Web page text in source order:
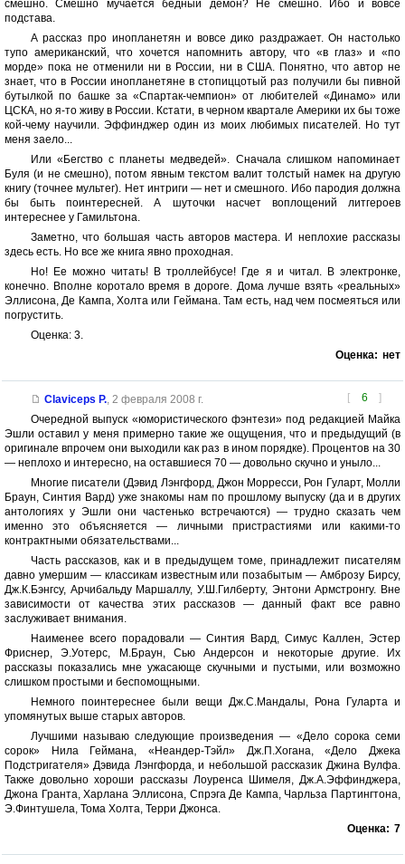
смешно. Смешно мучается бедный демон? Не смешно. Ибо и вовсе
подстава.
А рассказ про инопланетян и вовсе дико раздражает. Он настолько
тупо американский, что хочется напомнить автору, что «в глаз» и «по
морде» пока не отменили ни в России, ни в США. Понятно, что автор не
знает, что в России инопланетяне в стопиццотый раз получили бы пивной
бутылкой по башке за «Спартак-чемпион» от любителей «Динамо» или
ЦСКА, но я-то живу в России. Кстати, в черном квартале Америки их бы тоже
кой-чему научили. Эффинджер один из моих любимых писателей. Но тут
меня заело...
Или «Бегство с планеты медведей». Сначала слишком напоминает
Буля (и не смешно), потом явным текстом валит толстый намек на другую
книгу (точнее мультег). Нет интриги — нет и смешного. Ибо пародия должна
бы быть поинтересней. А шуточки насчет воплощений литгероев
интереснее у Гамильтона.
Заметно, что большая часть авторов мастера. И неплохие рассказы
здесь есть. Но все же книга явно проходная.
Но! Ее можно читать! В троллейбусе! Где я и читал. В электронке,
конечно. Вполне коротало время в дороге. Дома лучше взять «реальных»
Эллисона, Де Кампа, Холта или Геймана. Там есть, над чем посмеяться или
погрустить.
Оценка: 3.
Оценка: нет
[ 6 ]
Claviceps P., 2 февраля 2008 г.
Очередной выпуск «юмористического фэнтези» под редакцией Майка
Эшли оставил у меня примерно такие же ощущения, что и предыдущий (в
оригинале впрочем они выходили как раз в ином порядке). Процентов на 30
— неплохо и интересно, на оставшиеся 70 — довольно скучно и уныло...
Многие писатели (Дэвид Лэнгфорд, Джон Морресси, Рон Гуларт, Молли
Браун, Синтия Вард) уже знакомы нам по прошлому выпуску (да и в других
антологиях у Эшли они частенько встречаются) — трудно сказать чем
именно это объясняется — личными пристрастиями или какими-то
контрактными обязательствами...
Часть рассказов, как и в предыдущем томе, принадлежит писателям
давно умершим — классикам известным или позабытым — Амброзу Бирсу,
Дж.К.Бэнгсу, Арчибальду Маршаллу, У.Ш.Гилберту, Энтони Армстронгу. Вне
зависимости от качества этих рассказов — данный факт все равно
заслуживает внимания.
Наименее всего порадовали — Синтия Вард, Симус Каллен, Эстер
Фриснер, Э.Уотерс, М.Браун, Сью Андерсон и некоторые другие. Их
рассказы показались мне ужасающе скучными и пустыми, или возможно
слишком простыми и беспомощными.
Немного поинтереснее были вещи Дж.С.Мандалы, Рона Гуларта и
упомянутых выше старых авторов.
Лучшими называю следующие произведения — «Дело сорока семи
сорок» Нила Геймана, «Неандер-Тэйл» Дж.П.Хогана, «Дело Джека
Подстригателя» Дэвида Лэнгфорда, и небольшой рассказик Джина Вулфа.
Также довольно хороши рассказы Лоуренса Шимеля, Дж.А.Эффинджера,
Джона Гранта, Харлана Эллисона, Спрэга Де Кампа, Чарльза Партингтона,
Э.Финтушела, Тома Холта, Терри Джонса.
Оценка: 7